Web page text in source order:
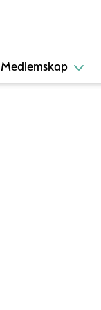
Medlemskap